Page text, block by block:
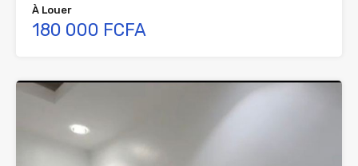
À Louer
180 000 FCFA